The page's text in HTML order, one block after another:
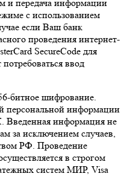
и передача информации
с использованием
если Ваш банк
проведения интернет-
SecureCode для
ввод
битное шифрование.
персональной информации
информация не
за исключением случаев,
РФ. Проведение
в строгом
систем МИР, Visa